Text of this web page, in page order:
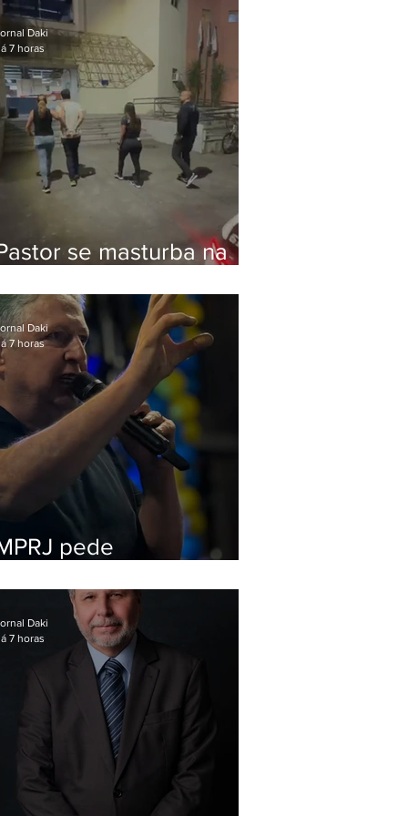
em Botafogo
se masturba na
na Zona Oeste
Daki
7 horas
pede
Daki
7 horas
Daki
7 horas